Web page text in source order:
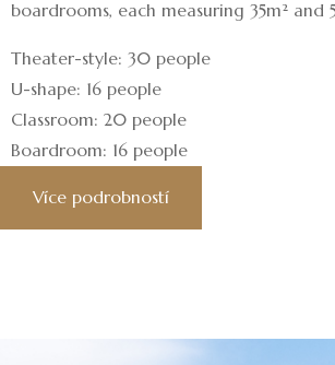
boardrooms, each measuring 35m² and
Theater-style: 30 people
U-shape: 16 people
Classroom: 20 people
Boardroom: 16 people
Více podrobností